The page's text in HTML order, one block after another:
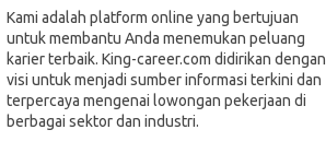
Kami adalah platform online yang bertujuan
untuk membantu Anda menemukan peluang
karier terbaik. King-career.com didirikan dengan
visi untuk menjadi sumber informasi terkini dan
terpercaya mengenai lowongan pekerjaan di
berbagai sektor dan industri.